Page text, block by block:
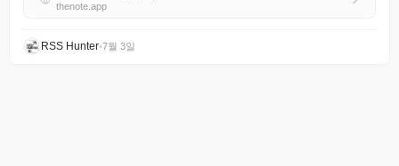
thenote.app
RSS Hunter•7월 3일